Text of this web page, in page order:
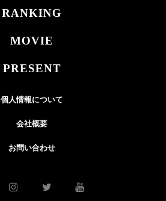
RANKING
MOVIE
PRESENT
個人情報について
会社概要
お問い合わせ